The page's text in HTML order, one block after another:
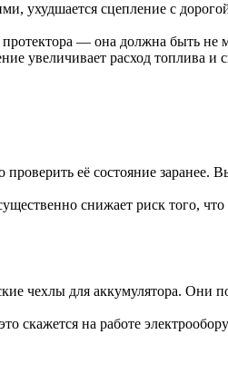
сцепление с дорогой
— она должна быть не
увеличивает расход топлива и
её состояние заранее.
снижает риск того,
чехлы для аккумулятора. Они
на работе